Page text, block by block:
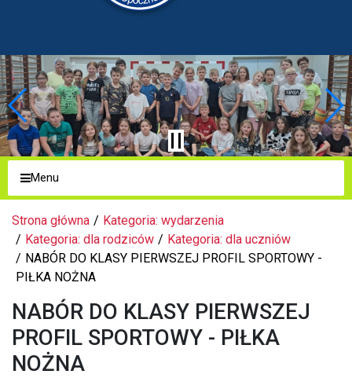
Menu
Strona główna
Kategoria: wydarzenia
Kategoria: dla rodziców
Kategoria: dla uczniów
NABÓR DO KLASY PIERWSZEJ PROFIL SPORTOWY -
PIŁKA NOŻNA
NABÓR DO KLASY PIERWSZEJ
PROFIL SPORTOWY - PIŁKA
NOŻNA